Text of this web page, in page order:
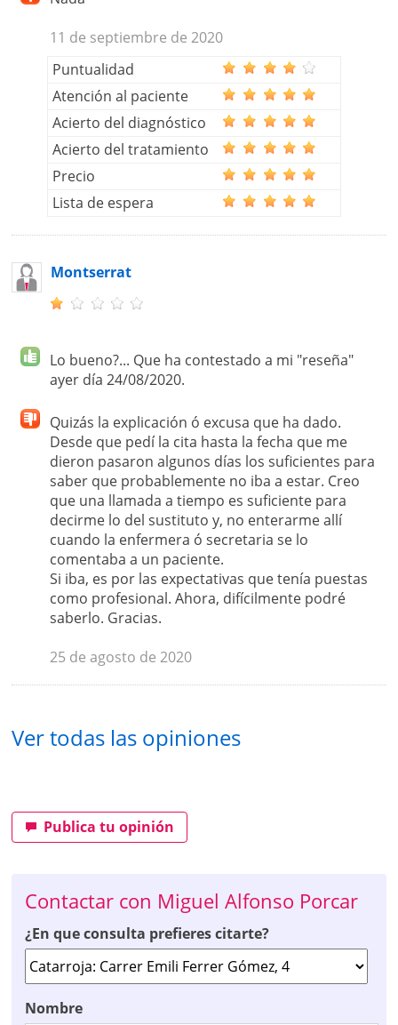
11 de septiembre de 2020
Puntualidad
Atención al paciente
Acierto del diagnóstico
Acierto del tratamiento
Precio
Lista de espera
Montserrat
Lo bueno?... Que ha contestado a mi "reseña"
ayer día 24/08/2020.
Quizás la explicación ó excusa que ha dado.
Desde que pedí la cita hasta la fecha que me
dieron pasaron algunos días los suficientes para
saber que probablemente no iba a estar. Creo
que una llamada a tiempo es suficiente para
decirme lo del sustituto y, no enterarme allí
cuando la enfermera ó secretaria se lo
comentaba a un paciente.
Si iba, es por las expectativas que tenía puestas
como profesional. Ahora, difícilmente podré
saberlo. Gracias.
25 de agosto de 2020
Ver todas las opiniones
Publica tu opinión
Contactar con Miguel Alfonso Porcar
¿En que consulta prefieres citarte?
Nombre